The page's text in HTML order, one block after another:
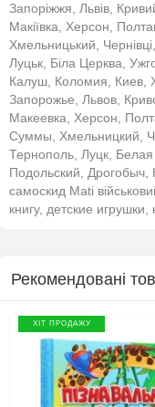
Запоріжжя, Львів,
Макіївка, Херсон,
Хмельницький,
Луцьк, Біла Церква,
Калуш, Коломия, Киев,
Запорожье, Львов,
Макеевка, Херсон,
Суммы, Хмельницкий,
Тернополь, Луцк,
Подольский,
самоскид Mati
книгу, детские игрушки,
Рекомендовані
ХІТ ПРОДАЖУ